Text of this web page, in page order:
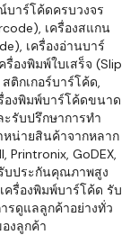
บาร์โค้ดครบวงจร
เครื่องสแกน
เครื่องอ่านบาร์
องพิมพ์ใบเสร็จ (Slip
ติกเกอร์บาร์โค้ด,
องพิมพ์บาร์โค้ดขนาด
รับปรึกษาการทำ
น่ายสินค้าจากหลาก
Printronix, GoDEX,
บประกันคุณภาพสูง
รื่องพิมพ์บาร์โค้ด รับ
รดูแลลูกค้าอย่างทั่ว
งลูกค้า